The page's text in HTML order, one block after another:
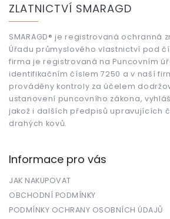
ZLATNICTVÍ SMARAGD
SMARAGD® je registrovaná ochranná
Úřadu průmyslového vlastnictví pod
firma je registrovaná na Puncovním
identifikačním číslem 7250 a v naší
prováděny kontroly za účelem
ustanovení puncovního zákona,
jakož i dalších předpisů upravujících
drahých kovů.
Informace pro vás
JAK NAKUPOVAT
OBCHODNÍ PODMÍNKY
PODMÍNKY OCHRANY OSOBNÍCH ÚDAJŮ